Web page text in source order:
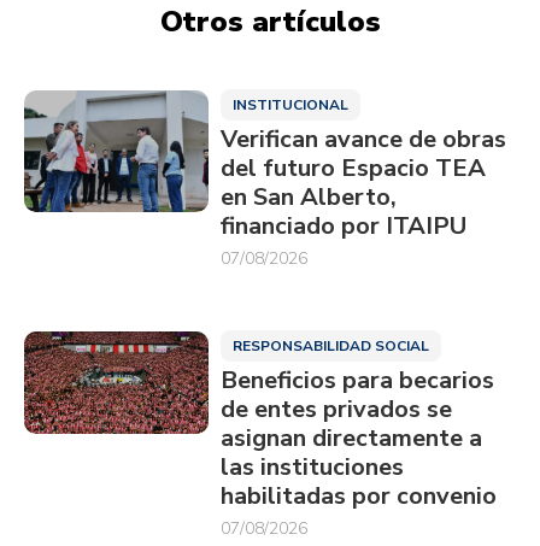
Otros artículos
INSTITUCIONAL
Verifican avance de obras
del futuro Espacio TEA
en San Alberto,
financiado por ITAIPU
07/08/2026
RESPONSABILIDAD SOCIAL
Beneficios para becarios
de entes privados se
asignan directamente a
las instituciones
habilitadas por convenio
07/08/2026